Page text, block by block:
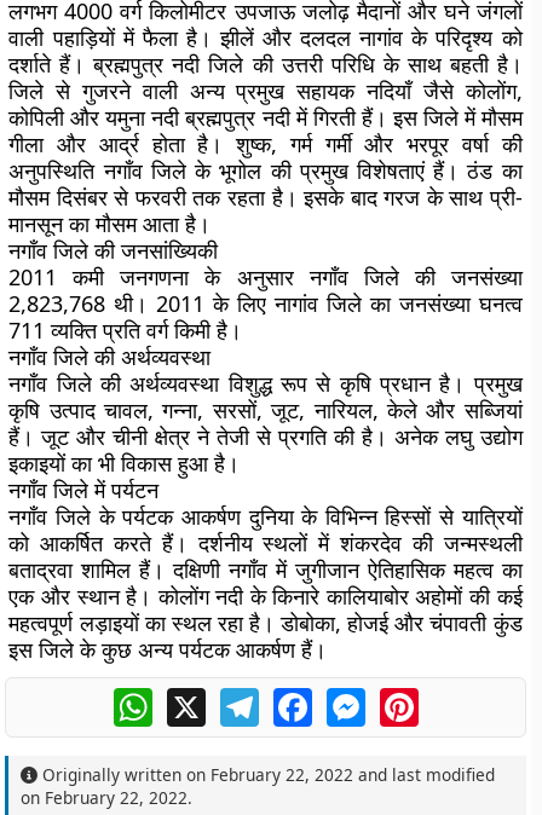
लगभग 4000 वर्ग किलोमीटर उपजाऊ जलोढ़ मैदानों और घने जंगलों
वाली पहाड़ियों में फैला है। झीलें और दलदल नागांव के परिदृश्य को
दर्शाते हैं। ब्रह्मपुत्र नदी जिले की उत्तरी परिधि के साथ बहती है।
जिले से गुजरने वाली अन्य प्रमुख सहायक नदियाँ जैसे कोलोंग,
कोपिली और यमुना नदी ब्रह्मपुत्र नदी में गिरती हैं। इस जिले में मौसम
गीला और आर्द्र होता है। शुष्क, गर्म गर्मी और भरपूर वर्षा की
अनुपस्थिति नगाँव जिले के भूगोल की प्रमुख विशेषताएं हैं। ठंड का
मौसम दिसंबर से फरवरी तक रहता है। इसके बाद गरज के साथ प्री-
मानसून का मौसम आता है।
नगाँव जिले की जनसांख्यिकी
2011 कमी जनगणना के अनुसार नगाँव जिले की जनसंख्या
2,823,768 थी। 2011 के लिए नागांव जिले का जनसंख्या घनत्व
711 व्यक्ति प्रति वर्ग किमी है।
नगाँव जिले की अर्थव्यवस्था
नगाँव जिले की अर्थव्यवस्था विशुद्ध रूप से कृषि प्रधान है। प्रमुख
कृषि उत्पाद चावल, गन्ना, सरसों, जूट, नारियल, केले और सब्जियां
हैं। जूट और चीनी क्षेत्र ने तेजी से प्रगति की है। अनेक लघु उद्योग
इकाइयों का भी विकास हुआ है।
नगाँव जिले में पर्यटन
नगाँव जिले के पर्यटक आकर्षण दुनिया के विभिन्न हिस्सों से यात्रियों
को आकर्षित करते हैं। दर्शनीय स्थलों में शंकरदेव की जन्मस्थली
बताद्रवा शामिल हैं। दक्षिणी नगाँव में जुगीजान ऐतिहासिक महत्व का
एक और स्थान है। कोलोंग नदी के किनारे कालियाबोर अहोमों की कई
महत्वपूर्ण लड़ाइयों का स्थल रहा है। डोबोका, होजई और चंपावती कुंड
इस जिले के कुछ अन्य पर्यटक आकर्षण हैं।
WhatsApp
X TelegramFacebookMessengerPinterest
Originally written on February 22, 2022 and last modified
on February 22, 2022.